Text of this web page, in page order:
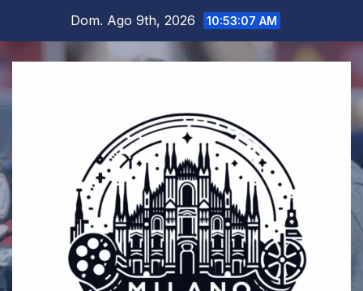
contenuto
Dom. Ago 9th, 2026 10:53:07 AM